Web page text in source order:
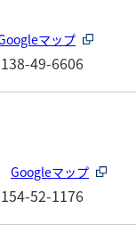
マップ
49-6606
Googleマップ
52-1176